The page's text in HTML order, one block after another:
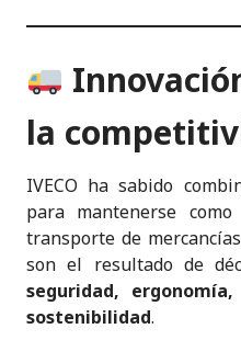
la
IVECO ha sabido
para mantenerse
transporte de
son el resultado de
seguridad,
sostenibilidad.